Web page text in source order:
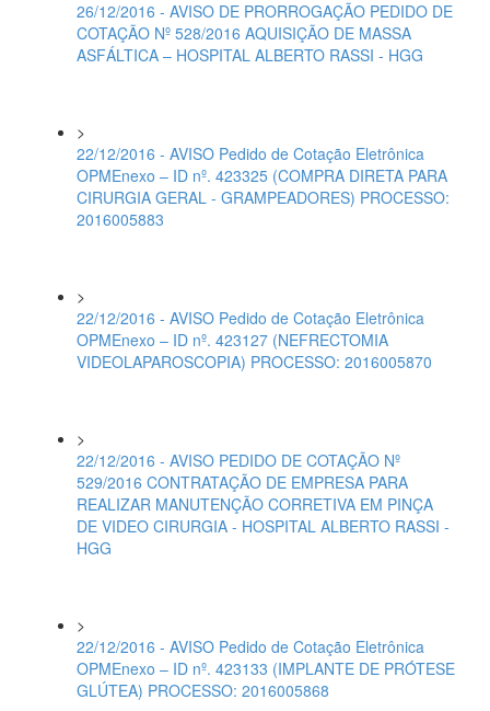
26/12/2016 - AVISO DE PRORROGAÇÃO PEDIDO DE
COTAÇÃO Nº 528/2016 AQUISIÇÃO DE MASSA
ASFÁLTICA – HOSPITAL ALBERTO RASSI - HGG
>
22/12/2016 - AVISO Pedido de Cotação Eletrônica
OPMEnexo – ID nº. 423325 (COMPRA DIRETA PARA
CIRURGIA GERAL - GRAMPEADORES) PROCESSO:
2016005883
>
22/12/2016 - AVISO Pedido de Cotação Eletrônica
OPMEnexo – ID nº. 423127 (NEFRECTOMIA
VIDEOLAPAROSCOPIA) PROCESSO: 2016005870
>
22/12/2016 - AVISO PEDIDO DE COTAÇÃO Nº
529/2016 CONTRATAÇÃO DE EMPRESA PARA
REALIZAR MANUTENÇÃO CORRETIVA EM PINÇA
DE VIDEO CIRURGIA - HOSPITAL ALBERTO RASSI -
HGG
>
22/12/2016 - AVISO Pedido de Cotação Eletrônica
OPMEnexo – ID nº. 423133 (IMPLANTE DE PRÓTESE
GLÚTEA) PROCESSO: 2016005868